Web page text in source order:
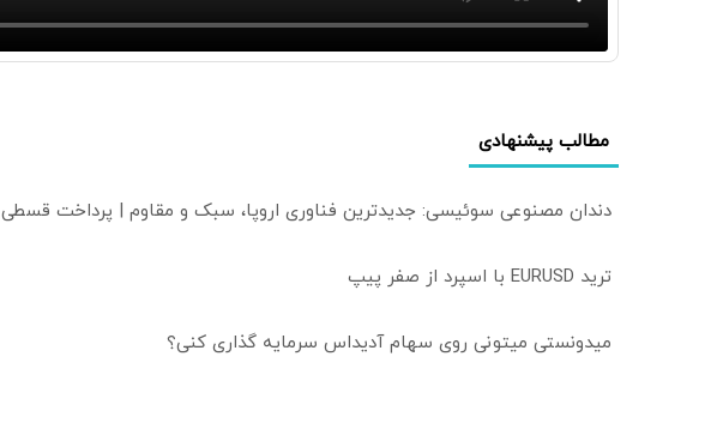
مطالب پیشنهادی
دندان مصنوعی سوئیسی: جدیدترین فناوری اروپا، سبک و مقاوم | پرداخت قسطی
ترید EURUSD با اسپرد از صفر پیپ
میدونستی میتونی روی سهام آدیداس سرمایه گذاری کنی؟